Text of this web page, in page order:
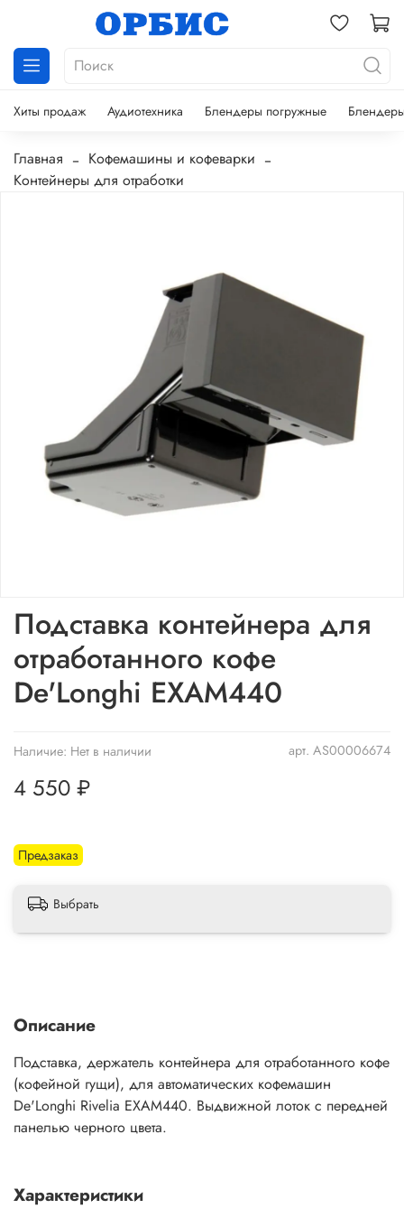
Хиты продаж Аудиотехника Блендеры погружные
Главная
Кофемашины и кофеварки
Контейнеры для отработки
арт. AS00006674
Наличие: Нет в наличии
Предзаказ
Подставка контейнера для
отработанного кофе
De'Longhi EXAM440
4 550 ₽
Выбрать
Описание
Подставка, держатель контейнера для отработанного кофе
(кофейной гущи), для автоматических кофемашин
De'Longhi Rivelia EXAM440. Выдвижной лоток с передней
панелью черного цвета.
Характеристики